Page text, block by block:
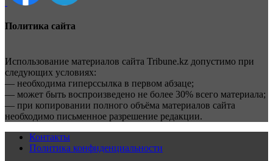
Политика сайта
Использование материалов сайта Tribune.kz допустимо при
следующих условиях:
— необходима гиперссылка в первом абзаце;
— может быть воспроизведено не более 30% всего материала;
— при копировании полного объёма материалов сайта
необходимо письменное разрешение редакции.
Контакты
Политика конфиденциальности